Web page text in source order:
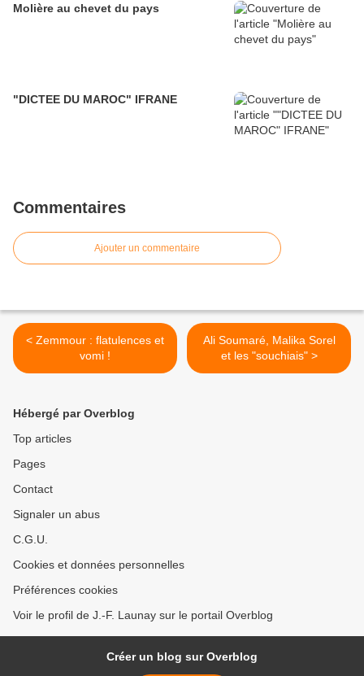
Molière au chevet du pays
"DICTEE DU MAROC" IFRANE
Commentaires
Ajouter un commentaire
< Zemmour : flatulences et
vomi !
Ali Soumaré, Malika Sorel
et les "souchiais" >
Hébergé par Overblog
Top articles
Pages
Contact
Signaler un abus
C.G.U.
Cookies et données personnelles
Préférences cookies
Voir le profil de J.-F. Launay sur le portail Overblog
Créer un blog sur Overblog